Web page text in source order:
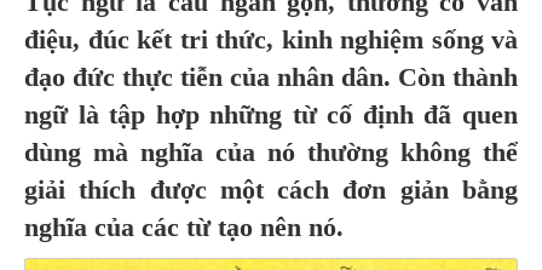
điệu, đúc kết tri thức, kinh nghiệm sống và
đạo đức thực tiễn của nhân dân. Còn thành
ngữ là tập hợp những từ cố định đã quen
dùng mà nghĩa của nó thường không thể
giải thích được một cách đơn giản bằng
nghĩa của các từ tạo nên nó.